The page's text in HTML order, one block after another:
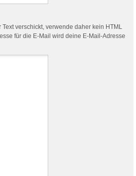
verschickt, verwende daher kein HTML
für die E-Mail wird deine E-Mail-Adresse